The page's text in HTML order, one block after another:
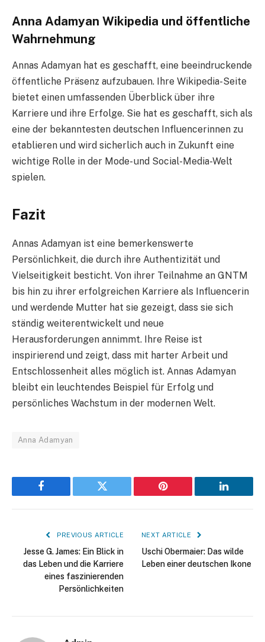
Anna Adamyan Wikipedia und öffentliche
Wahrnehmung
Annas Adamyan hat es geschafft, eine beeindruckende
öffentliche Präsenz aufzubauen. Ihre Wikipedia-Seite
bietet einen umfassenden Überblick über ihre
Karriere und ihre Erfolge. Sie hat es geschafft, sich als
eine der bekanntesten deutschen Influencerinnen zu
etablieren und wird sicherlich auch in Zukunft eine
wichtige Rolle in der Mode- und Social-Media-Welt
spielen.
Fazit
Annas Adamyan ist eine bemerkenswerte
Persönlichkeit, die durch ihre Authentizität und
Vielseitigkeit besticht. Von ihrer Teilnahme an GNTM
bis hin zu ihrer erfolgreichen Karriere als Influencerin
und werdende Mutter hat sie gezeigt, dass sie sich
ständig weiterentwickelt und neue
Herausforderungen annimmt. Ihre Reise ist
inspirierend und zeigt, dass mit harter Arbeit und
Entschlossenheit alles möglich ist. Annas Adamyan
bleibt ein leuchtendes Beispiel für Erfolg und
persönliches Wachstum in der modernen Welt.
Anna Adamyan
Facebook Twitter Pinterest LinkedIn
PREVIOUS ARTICLE
Jesse G. James: Ein Blick in
das Leben und die Karriere
eines faszinierenden
Persönlichkeiten
NEXT ARTICLE
Uschi Obermaier: Das wilde
Leben einer deutschen Ikone